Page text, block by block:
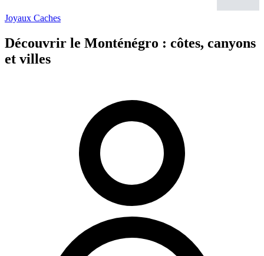
Joyaux Caches
Découvrir le Monténégro : côtes, canyons
et villes